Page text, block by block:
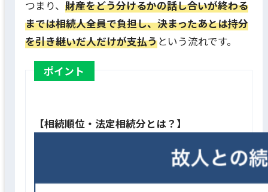
つまり、 財産をどう分けるかの話し合いが終わる
までは相続人全員で負担し、決まったあとは持分
を引き継いだ人だけが支払うという流れです。
ポイント
【相続順位・法定相続分とは？】